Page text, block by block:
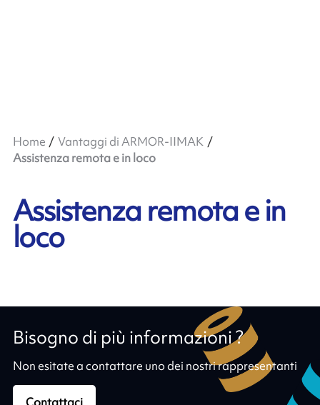
Home
Vantaggi di ARMOR-IIMAK
Assistenza remota e in loco
Assistenza remota e in
loco
Bisogno di più informazioni ?
Non esitate a contattare uno dei nostri rappresentanti